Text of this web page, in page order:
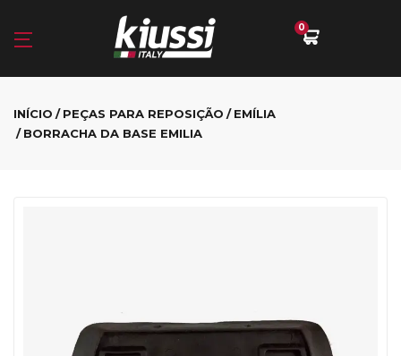
0
INÍCIO PEÇAS PARA REPOSIÇÃO
EMÍLIA
BORRACHA DA BASE EMILIA